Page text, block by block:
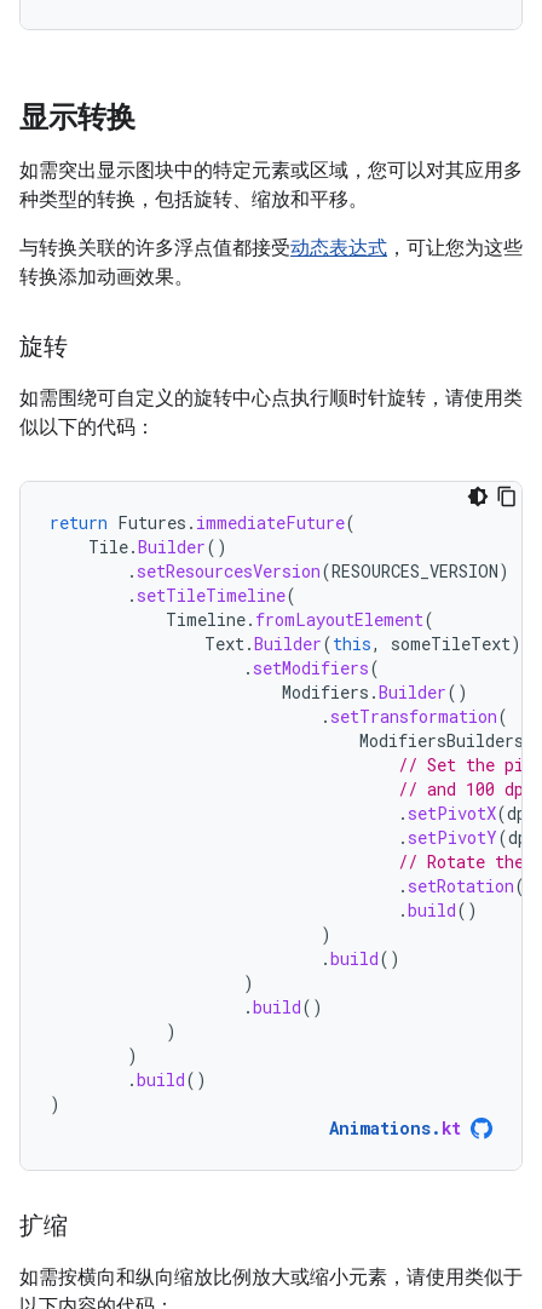
显示转换
如需突出显示图块中的特定元素或区域，您可以对其应用多
种类型的转换，包括旋转、缩放和平移。
与转换关联的许多浮点值都接受动态表达式 ，可让您为这些
转换添加动画效果。
旋转
如需围绕可自定义的旋转中心点执行顺时针旋转，请使用类
似以下的代码：
return Futures . immediateFuture(
Tile.Builder()
. setResourcesVersion(RESOURCES_VERSION)
. setTileTimeline(
Timeline. fromLayoutElement(
Text.Builder(this, someTileText)
. setModifiers(
Modifiers .Builder()
. setTransformation(
ModifiersBuilders
// Set the
// and 100 dp
. setPivotX(dp
. setPivotY(dp
// Rotate the
. setRotation(
.build()
)
.build()
)
.build()
)
)
.build()
)
Animations. kt
扩缩
如需按横向和纵向缩放比例放大或缩小元素，请使用类似于